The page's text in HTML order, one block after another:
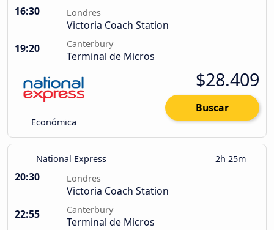
16:30 Londres
Victoria Coach Station
19:20
Canterbury
Terminal de Micros
Económica
$28.409
Buscar
National Express 2h 25m
20:30 Londres
Victoria Coach Station
22:55
Canterbury
Terminal de Micros